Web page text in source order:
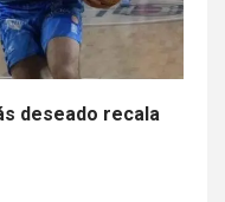
deseado recala